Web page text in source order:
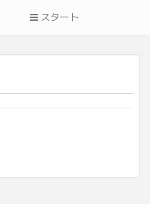
スタート